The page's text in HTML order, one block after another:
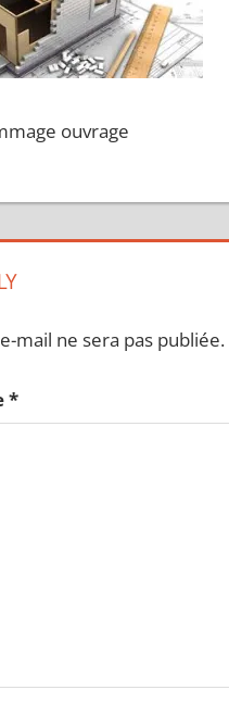
ouvrage
mail ne sera pas publiée.
*